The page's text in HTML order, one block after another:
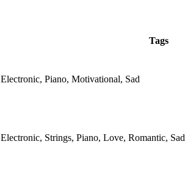
Tags
Electronic, Piano, Motivational, Sad
Electronic, Strings, Piano, Love, Romantic, Sad